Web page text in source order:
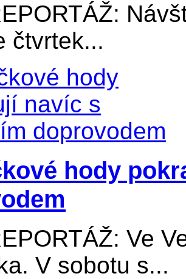
čtvrtek...
hody
Ve
V sobotu s...